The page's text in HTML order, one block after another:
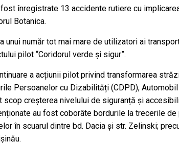
înregistrate 13 accidente rutiere cu
Botanica.
unui număr tot mai mare de utilizatori ai
pilot “Coridorul verde și sigur”.
a acțiunii pilot privind transformarea
Persoanelor cu Dizabilități (CDPD),
scop creșterea nivelului de siguranță și
au fost coborâte bordurile la trecerile
în scuarul dintre bd. Dacia și str. Zelinski;